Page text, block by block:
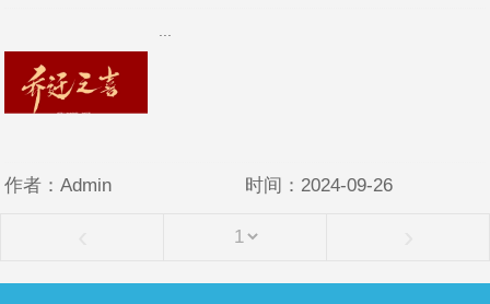
作者：Admin 时间：2024-09-26